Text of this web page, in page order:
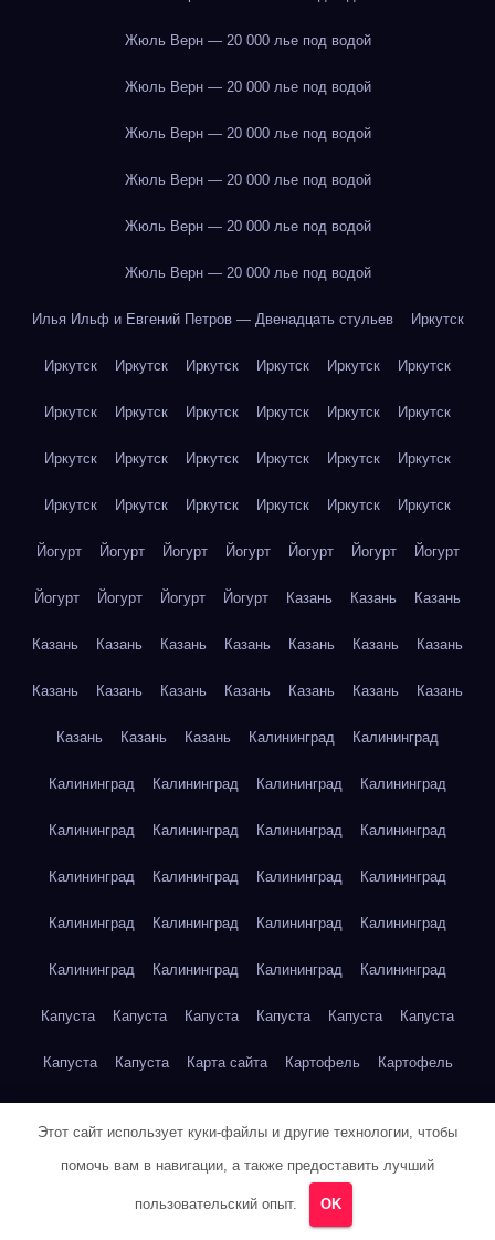
Жюль Верн — 20 000 лье под водой
Жюль Верн — 20 000 лье под водой
Жюль Верн — 20 000 лье под водой
Жюль Верн — 20 000 лье под водой
Жюль Верн — 20 000 лье под водой
Жюль Верн — 20 000 лье под водой
Илья Ильф и Евгений Петров — Двенадцать стульев Иркутск
Иркутск Иркутск Иркутск Иркутск Иркутск Иркутск
Иркутск Иркутск Иркутск Иркутск Иркутск Иркутск
Иркутск Иркутск Иркутск Иркутск Иркутск Иркутск
Иркутск Иркутск Иркутск Иркутск Иркутск Иркутск
Йогурт Йогурт Йогурт Йогурт Йогурт Йогурт Йогурт
Йогурт Йогурт Йогурт Йогурт Казань Казань Казань
Казань Казань Казань Казань Казань Казань Казань
Казань Казань Казань Казань Казань Казань Казань
Казань Казань Казань Калининград Калининград
Калининград Калининград Калининград Калининград
Калининград Калининград Калининград Калининград
Калининград Калининград Калининград Калининград
Калининград Калининград Калининград Калининград
Калининград Калининград Калининград Калининград
Капуста Капуста Капуста Капуста Капуста Капуста
Капуста Капуста Карта сайта Картофель Картофель
Кейптаун
Кейптаун Кейптаун Кейптаун
Этот сайт использует куки-файлы и другие технологии, чтобы
помочь вам в навигации, а также предоставить лучший
пользовательский опыт. OK